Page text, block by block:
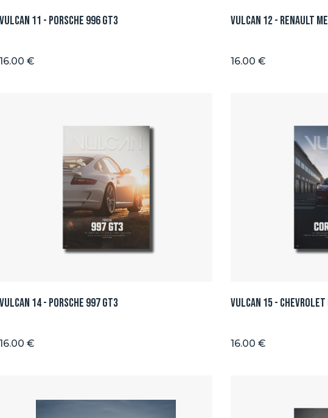
Vulcan 11 - Porsche 996 GT3
16.00 €
Vulcan 12 - Renault
16.00 €
Vulcan 14 - Porsche 997 GT3
16.00 €
Vulcan 15 -
16.00 €